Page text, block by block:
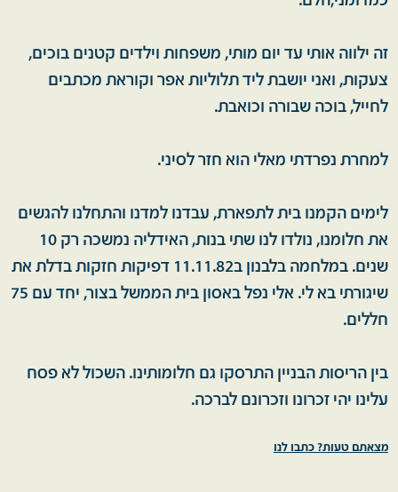
זה ילווה אותי עד יום מותי, משפחות וילדים קטנים בוכים,
צעקות, ואני יושבת ליד תלוליות אפר וקוראת מכתבים
לחייל, בוכה שבורה וכואבת.
למחרת נפרדתי מאלי הוא חזר לסיני.
לימים הקמנו בית לתפארת, עבדנו למדנו והתחלנו להגשים
את חלומנו, נולדו לנו שתי בנות, האידליה נמשכה רק 10
שנים. במלחמה בלבנון ב11.11.82 דפיקות חזקות בדלת את
שיגורתי בא לי. אלי נפל באסון בית הממשל בצור, יחד עם 75
חללים.
בין הריסות הבניין התרסקו גם חלומותינו. השכול לא פסח
עלינו יהי זכרונו וזכרונם לברכה.
מצאתם טעות? כתבו לנו